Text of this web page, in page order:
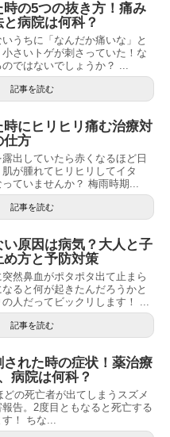
時の5つの抜き方！痛み
病院は何科？
うちに「なんだか痛いな」と
さいトゲが刺さっていた！な
ではないでしょうか？ ...
記事を読む
にヒリヒリ痛む治療対
仕方
出していたら赤くなるほど日
が腫れてヒリヒリしてイタ
ていませんか？ 梅雨時期...
記事を読む
原因は病気？大人と子
方と予防対策
然鼻血がポタポタ出て止まら
ると何が起きたんだろうかと
人だってビックリします！ ...
記事を読む
れた時の症状！薬治療
病院は何科？
の死亡者が出てしまうスズメ
告。2度目ともなると死亡する
！ ちな...